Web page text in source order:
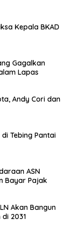
Kepala BKAD
Gagalkan
Lapas
Andy Cori dan
Tebing Pantai
ASN
Bayar Pajak
Akan Bangun
2031